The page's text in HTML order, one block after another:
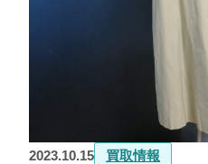
2023.10.15 買取情報